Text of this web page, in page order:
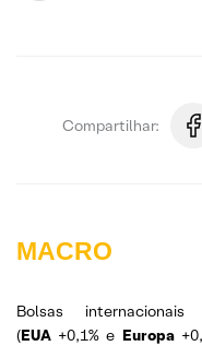
Compartilhar:
MACRO
Bolsas internacionais
(EUA +0,1% e Europa